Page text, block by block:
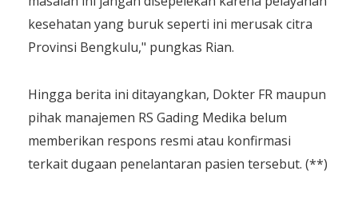
kesehatan yang buruk seperti ini merusak citra
Provinsi Bengkulu," pungkas Rian.
​Hingga berita ini ditayangkan, Dokter FR maupun
pihak manajemen RS Gading Medika belum
memberikan respons resmi atau konfirmasi
terkait dugaan penelantaran pasien tersebut. (**)